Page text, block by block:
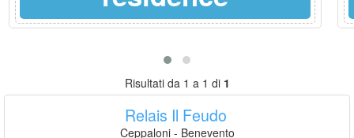
Risultati da 1 a 1 di 1
Relais Il Feudo
Ceppaloni - Benevento